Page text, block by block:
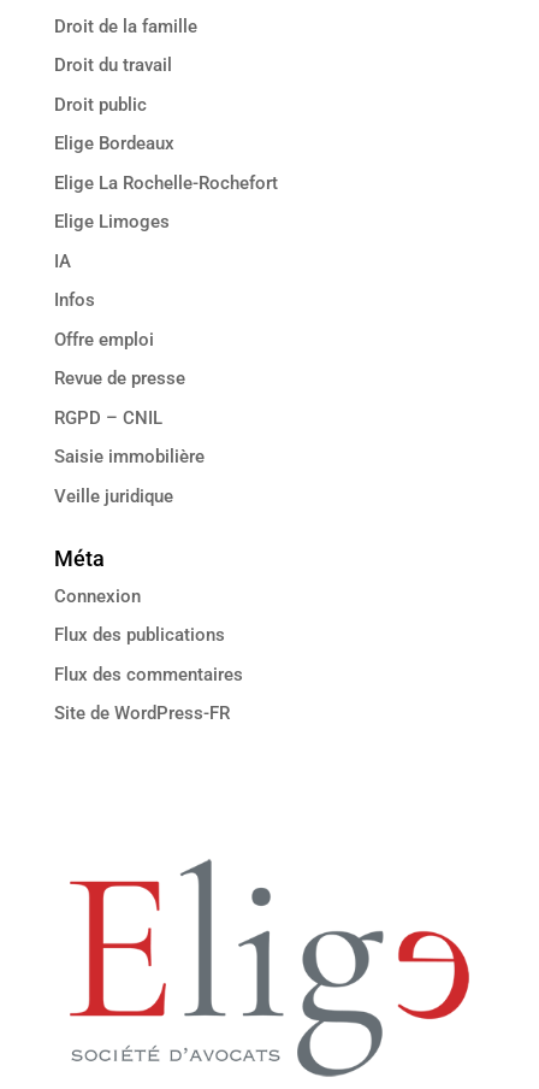
Droit de la famille
Droit du travail
Droit public
Elige Bordeaux
Elige La Rochelle-Rochefort
Elige Limoges
IA
Infos
Offre emploi
Revue de presse
RGPD – CNIL
Saisie immobilière
Veille juridique
Méta
Connexion
Flux des publications
Flux des commentaires
Site de WordPress-FR